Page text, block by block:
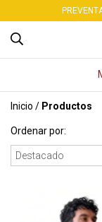
Inicio / Productos
Ordenar por: